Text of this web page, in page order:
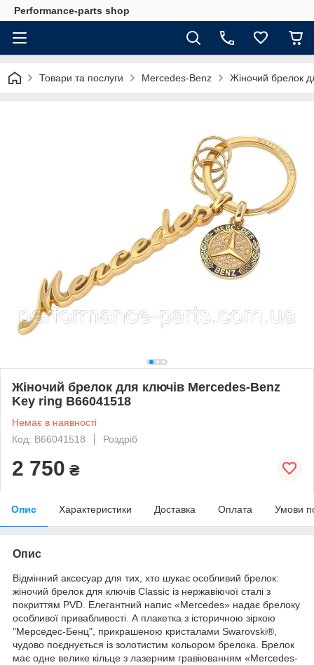
Performance-parts shop
Товари та послуги Mercedes-Benz Жіночий брелок
Жіночий брелок для ключів Mercedes-Benz
Key ring B66041518
Немає в наявності
Код: B66041518
Роздріб
2 750 ₴
Опис Характеристики Доставка Оплата Умови
Опис
Відмінний аксесуар для тих, хто шукає особливий брелок:
жіночий брелок для ключів Classic із нержавіючої сталі з
покриттям PVD. Елегантний напис «Mercedes» надає брелоку
особливої привабливості. А плакетка з історичною зіркою
"Мерседес-Бенц", прикрашеною кристалами Swarovski®,
чудово поєднується із золотистим кольором брелока. Брелок
має одне велике кільце з лазерним гравіюванням «Mercedes-